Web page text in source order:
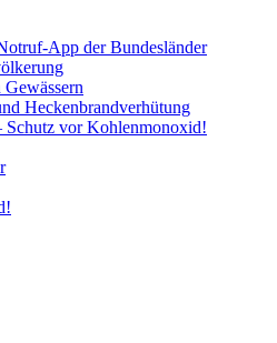
App der Bundesländer
Heckenbrandverhütung
Schutz vor Kohlenmonoxid!